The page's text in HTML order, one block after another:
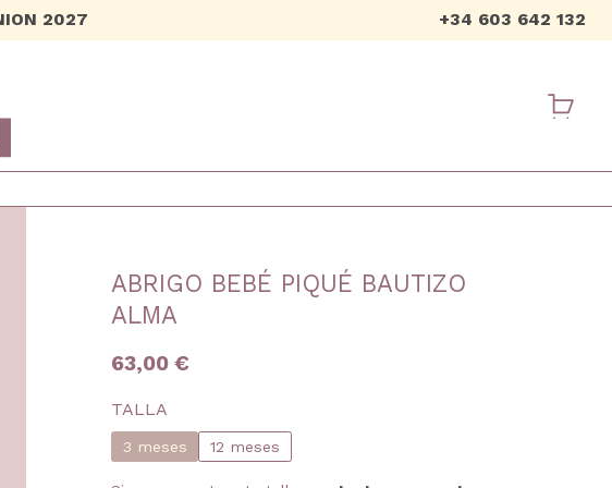
2027 +34 603 642 132
USER
ABRIGO BEBÉ PIQUÉ BAUTIZO
ALMA
63,00 €
TALLA
3 meses 12 meses